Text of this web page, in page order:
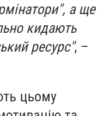
а ще
кидають
ресурс", –
цьому